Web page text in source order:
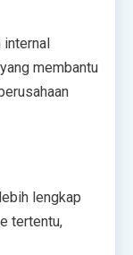
internal
membantu
lengkap
tertentu,